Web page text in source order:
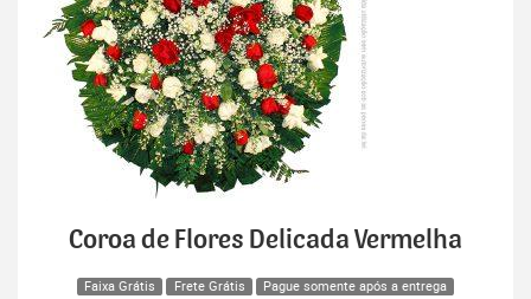
Coroa de Flores Delicada Vermelha
Faixa Grátis Frete Grátis Pague somente após a entrega